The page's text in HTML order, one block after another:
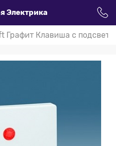
Электрика
Графит Клавиша с